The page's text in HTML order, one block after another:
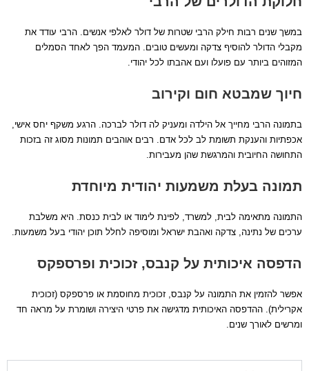
במשך שנים רבות חילק הרבי שטרות של דולר לאלפי אנשים. הרבי עודד את
מקבלי הדולר להוסיף צדקה ומעשים טובים. המעמד הפך לאחד הסמלים
המזוהים ביותר עם פועלו ועם אהבתו לכל יהודי.
חיוך שמבטא חום וקירוב
בתמונה הרבי מחייך אל הילדה ומעניק לה דולר לברכה. הרגע משקף יחס אישי,
אכפתיות והענקת תשומת לב לכל אדם. רבים אוהבים תמונות מסוג זה בזכות
התחושה החיובית והמרגשת שהן מעבירות.
תמונה בעלת משמעות יהודית מיוחדת
התמונה מתאימה לבית, למשרד, לפינת לימוד או לבית כנסת. היא משלבת
ערכים של נתינה, צדקה ואהבת ישראל ומוסיפה לחלל תוכן יהודי בעל משמעות.
הדפסה איכותית על קנבס, זכוכית ופרספקס
אפשר להזמין את התמונה על קנבס, זכוכית מחוסמת או פרספקס (זכוכית
אקרילית). ההדפסה האיכותית מדגישה את פרטי היצירה ושומרת על מראה חד
ומרשים לאורך שנים.